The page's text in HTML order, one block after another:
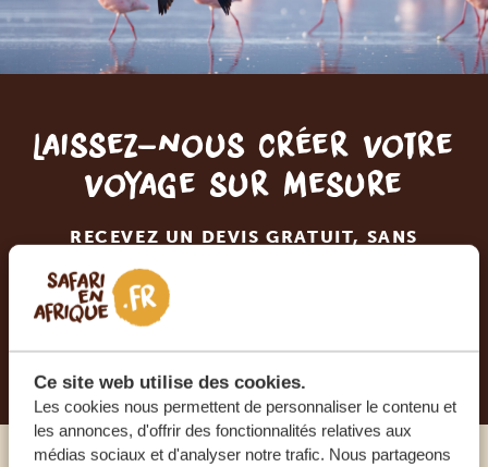
Ce site web utilise des cookies.
Les cookies nous permettent de personnaliser le contenu et
les annonces, d'offrir des fonctionnalités relatives aux
médias sociaux et d'analyser notre trafic. Nous partageons
Laissez-nous créer votre
voyage sur mesure
RECEVEZ UN DEVIS GRATUIT, SANS